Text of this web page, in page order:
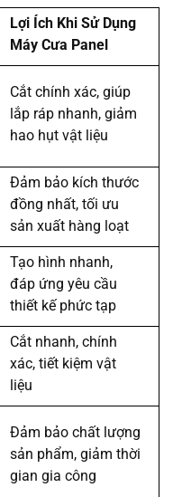
Lợi Ích Khi Sử Dụng
Máy Cưa Panel
Cắt chính xác, giúp
lắp ráp nhanh, giảm
hao hụt vật liệu
Đảm bảo kích thước
đồng nhất, tối ưu
sản xuất hàng loạt
Tạo hình nhanh,
đáp ứng yêu cầu
thiết kế phức tạp
Cắt nhanh, chính
xác, tiết kiệm vật
liệu
Đảm bảo chất lượng
sản phẩm, giảm thời
gian gia công